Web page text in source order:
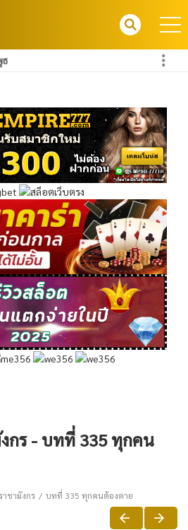
กร - บทที่ 335 ทุกคน
ชามังกร บทที่ 335 ทุกคนต้องตาย